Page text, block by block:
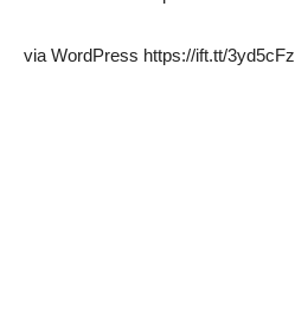
via WordPress https://ift.tt/3yd5cFz